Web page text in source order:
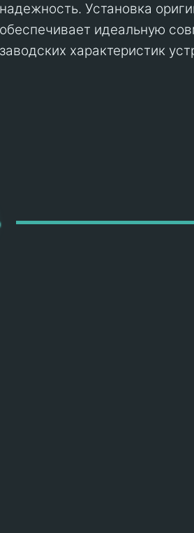
надежность. Установка
обеспечивает идеальную
заводских характеристик